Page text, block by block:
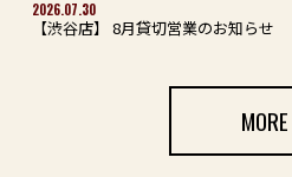
2026.07.30
【渋谷店】 8月貸切営業のお知らせ
MORE